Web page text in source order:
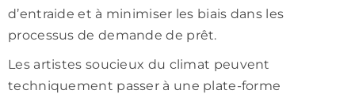
d’entraide et à minimiser les biais dans les
processus de demande de prêt.
Les artistes soucieux du climat peuvent
techniquement passer à une plate-forme